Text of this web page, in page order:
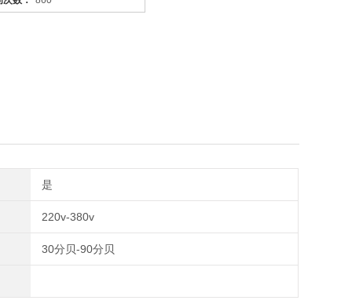
是
220v-380v
30分贝-90分贝